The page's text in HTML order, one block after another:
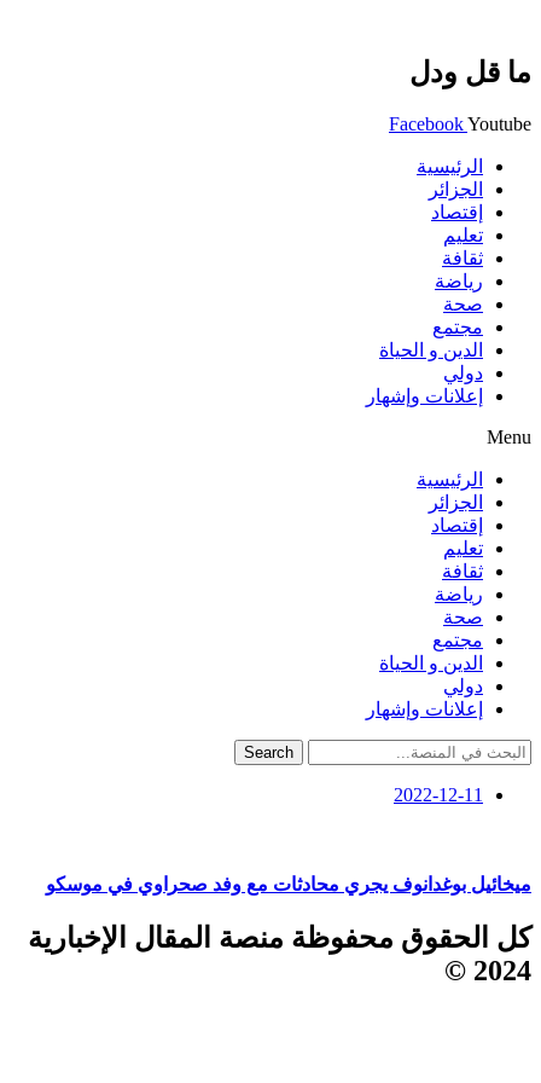
ما قل ودل
FacebookYoutube
الرئيسية
الجزائر
إقتصاد
تعليم
ثقافة
رياضة
صحة
مجتمع
الدين و الحياة
دولي
إعلانات وإشهار
Menu
الرئيسية
الجزائر
إقتصاد
تعليم
ثقافة
رياضة
صحة
مجتمع
الدين و الحياة
دولي
إعلانات وإشهار
Search
2022-12-11
ميخائيل بوغدانوف يجري محادثات مع وفد صحراوي في موسكو
كل الحقوق محفوظة منصة المقال الإخبارية
2024 ©